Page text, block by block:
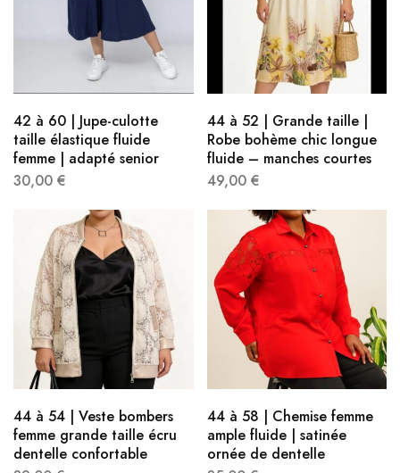
42 à 60 | Jupe-culotte
taille élastique fluide
femme | adapté senior
30,00 €
44 à 52 | Grande taille |
Robe bohème chic longue
fluide – manches courtes
49,00 €
44 à 54 | Veste bombers
femme grande taille écru
dentelle confortable
44 à 58 | Chemise femme
ample fluide | satinée
ornée de dentelle